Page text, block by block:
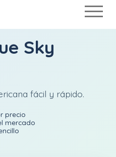
Sky
fácil y rápido.
precio
mercado